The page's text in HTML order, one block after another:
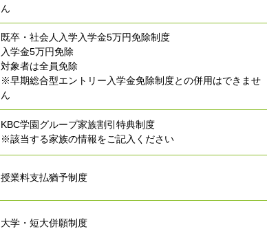
ん
既卒・社会人入学入学金5万円免除制度
入学金5万円免除
対象者は全員免除
※早期総合型エントリー入学金免除制度との併用はできませ
ん
KBC学園グループ家族割引特典制度
※該当する家族の情報をご記入ください
授業料支払猶予制度
大学・短大併願制度